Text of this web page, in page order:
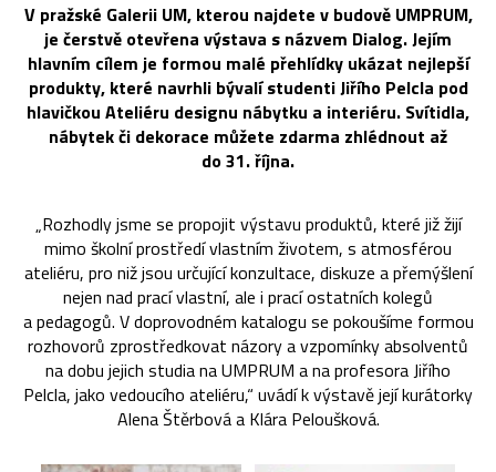
V pražské Galerii UM, kterou najdete v budově UMPRUM,
je čerstvě otevřena výstava s názvem Dialog. Jejím
hlavním cílem je formou malé přehlídky ukázat nejlepší
produkty, které navrhli bývalí studenti Jiřího Pelcla pod
hlavičkou Ateliéru designu nábytku a interiéru. Svítidla,
nábytek či dekorace můžete zdarma zhlédnout až
do 31. října.
„Rozhodly jsme se propojit výstavu produktů, které již žijí
mimo školní prostředí vlastním životem, s atmosférou
ateliéru, pro niž jsou určující konzultace, diskuze a přemýšlení
nejen nad prací vlastní, ale i prací ostatních kolegů
a pedagogů. V doprovodném katalogu se pokoušíme formou
rozhovorů zprostředkovat názory a vzpomínky absolventů
na dobu jejich studia na UMPRUM a na profesora Jiřího
Pelcla, jako vedoucího ateliéru,“ uvádí k výstavě její kurátorky
Alena Štěrbová a Klára Peloušková.